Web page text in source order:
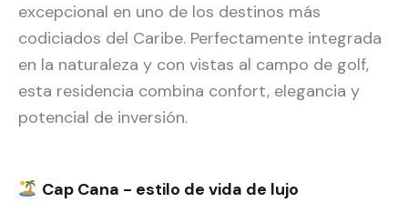
excepcional en uno de los destinos más
codiciados del Caribe. Perfectamente integrada
en la naturaleza y con vistas al campo de golf,
esta residencia combina confort, elegancia y
potencial de inversión.
Cap Cana - estilo de vida de lujo